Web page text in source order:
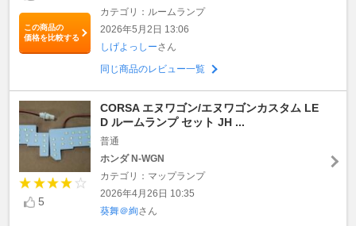
この商品の
価格を比較する
カテゴリ：ルームランプ
2026年5月2日 13:06
しげよっしーさん
同じ商品のレビュー一覧
5
CORSA エヌワゴン/エヌワゴンカスタム LE
D ルームランプ セット JH ...
普通
ホンダ N-WGN
カテゴリ：マップランプ
2026年4月26日 10:35
葵舞＠絢さん